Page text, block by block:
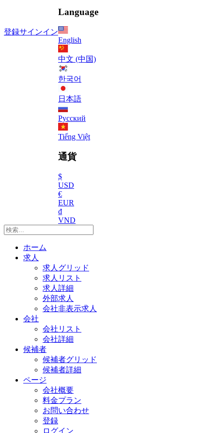
登録サインイン
Language
English
中文 (中国)
한국어
日本語
Русский
Tiếng Việt
通貨
$
USD
€
EUR
₫
VND
ホーム
求人
求人グリッド
求人リスト
求人詳細
外部求人
会社非表示求人
会社
会社リスト
会社詳細
候補者
候補者グリッド
候補者詳細
ページ
会社概要
料金プラン
お問い合わせ
登録
ログイン